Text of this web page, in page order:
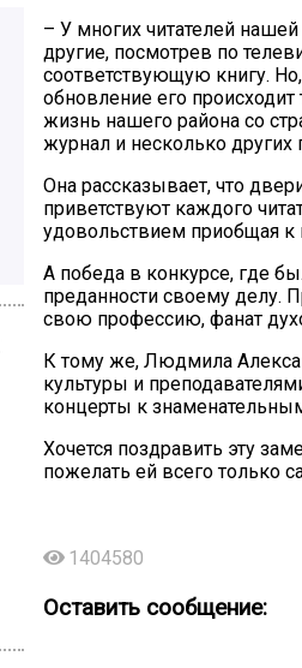
– У многих читателей
другие, посмотрев по
соответствующую книгу.
обновление его
жизнь нашего района со
журнал и несколько других
Она рассказывает, что
приветствуют каждого
удовольствием приобщая к
А победа в конкурсе, где
преданности своему делу.
свою профессию, фанат
К тому же, Людмила
культуры и
концерты к
Хочется поздравить эту
пожелать ей всего только
1404580
Оставить сообщение: